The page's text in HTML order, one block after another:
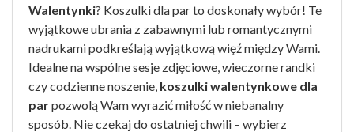
Walentynki? Koszulki dla par to doskonały wybór! Te
wyjątkowe ubrania z zabawnymi lub romantycznymi
nadrukami podkreślają wyjątkową więź między Wami.
Idealne na wspólne sesje zdjęciowe, wieczorne randki
czy codzienne noszenie, koszulki walentynkowe dla
parpozwolą Wam wyrazić miłość w niebanalny
sposób. Nie czekaj do ostatniej chwili – wybierz